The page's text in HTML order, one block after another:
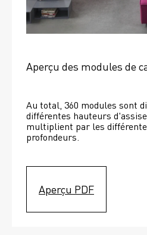
Aperçu des modules de
Au total, 360 modules sont
différentes hauteurs
multiplient par les
profondeurs.
Aperçu PDF